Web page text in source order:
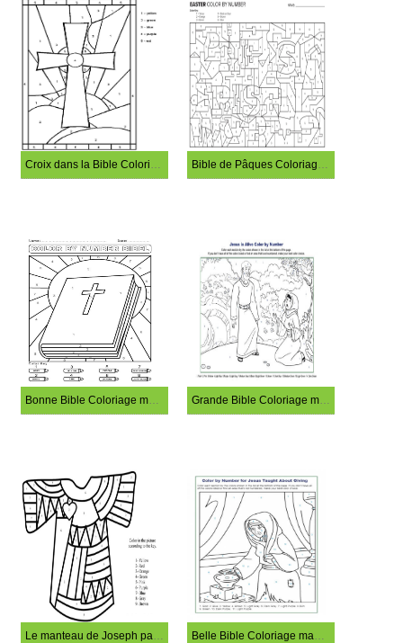
Croix dans la Bible Coloriage magique Bible de Pâques Coloriage magique
Bonne Bible Coloriage magique Grande Bible Coloriage magique
Le manteau de Joseph parmi tant d'autres, tiré de la Bible Coloriage magique Belle Bible Coloriage magique